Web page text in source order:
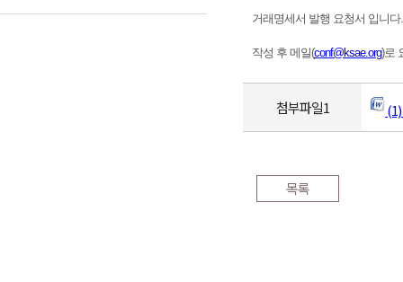
거래명세서 발행 요청서 입니다.
작성 후 메일(conf@ksae.org)로
첨부파일1
목록